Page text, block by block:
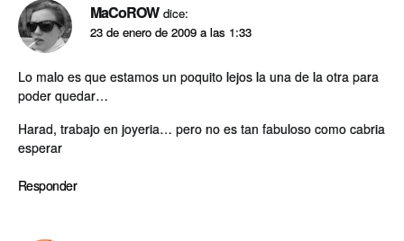
MaCoROW dice:
23 de enero de 2009 a las 1:33
Lo malo es que estamos un poquito lejos la una de la otra para
poder quedar…
Harad, trabajo en joyeria… pero no es tan fabuloso como cabria
esperar
Responder